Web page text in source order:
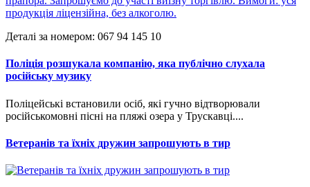
Деталі за номером: 067 94 145 10
Поліція розшукала компанію, яка публічно слухала
російську музику
Поліцейські встановили осіб, які гучно відтворювали
російськомовні пісні на пляжі озера у Трускавці....
Ветеранів та їхніх дружин запрошують в тир